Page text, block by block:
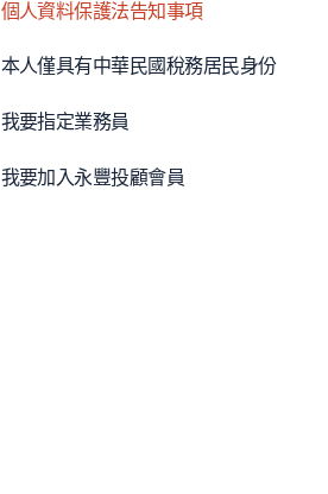
個人資料保護法告知事項
本人僅具有中華民國稅務居民身份
我要指定業務員
我要加入永豐投顧會員